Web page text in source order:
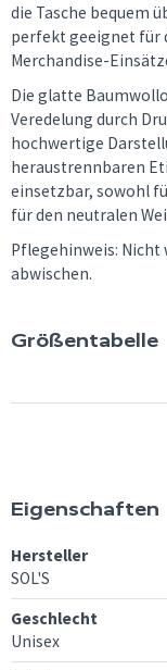
die Tasche bequem
perfekt geeignet für
Merchandise-
Die glatte
Veredelung durch
hochwertige
heraustrennbaren
einsetzbar, sowohl
für den neutralen
Pflegehinweis: Nicht
abwischen.
Größentabelle
Eigenschaften
Hersteller
SOL'S
Geschlecht
Unisex